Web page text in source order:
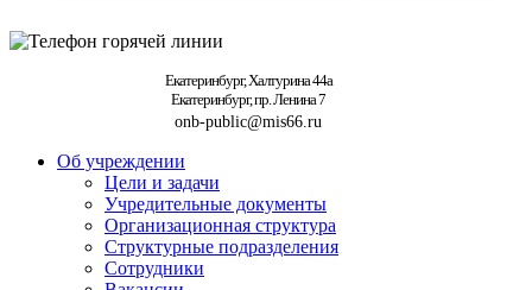
Екатеринбург, Халтурина 44а
Екатеринбург, пр. Ленина 7
onb-public@mis66.ru
Об учреждении
Цели и задачи
Учредительные документы
Организационная структура
Структурные подразделения
Сотрудники